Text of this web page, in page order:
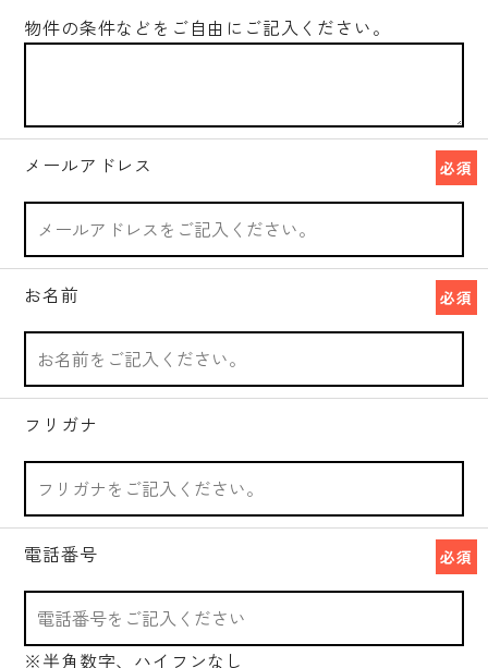
物件の条件などをご自由にご記入ください。
メールアドレス 必須
お名前 必須
フリガナ
電話番号 必須
※半角数字、ハイフンなし